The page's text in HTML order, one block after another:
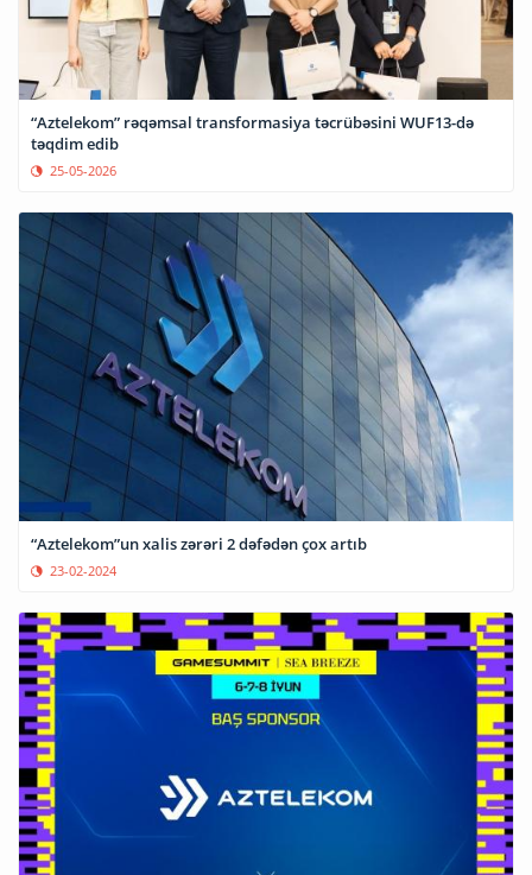
“Aztelekom” rəqəmsal transformasiya təcrübəsini WUF13-də
təqdim edib
25-05-2026
“Aztelekom”un xalis zərəri 2 dəfədən çox artıb
23-02-2024